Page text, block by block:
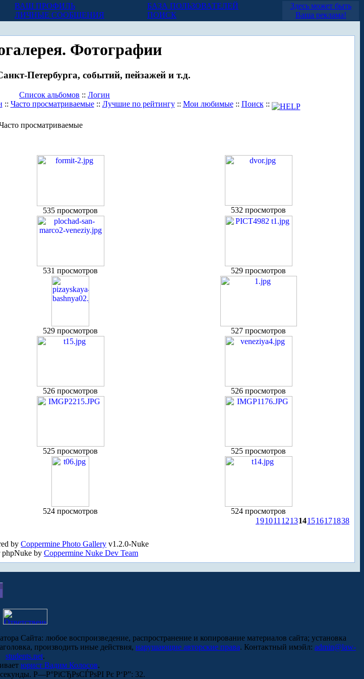
ВАШ ПРОФИЛЬ
ЛИЧНЫЕ СООБЩЕНИЯ
БАЗА ПОЛЬЗОВАТЕЛЕЙ
ПОИСК
Здесь может быть
Ваша реклама!
Фотографии
Петербурга, событий, пейзажей и т.д.
Список альбомов :: Логин
:: Часто просматриваемые:: Лучшие по рейтингу:: Мои любимые:: Поиск::
просматриваемые
535 просмотров 532 просмотров
531 просмотров 529 просмотров
529 просмотров 527 просмотров
526 просмотров 526 просмотров
525 просмотров 525 просмотров
524 просмотров
524 просмотров
1 91011 1213141516171838
by Coppermine Photo Gallery v1.2.0-Nuke
phpNuke by Coppermine Nuke Dev Team
Сайта: любое воспроизведение, распространение и копирование материалов сайта; установка
производить иные действия, нарушающие авторские права. Контактный имэйл: admin@law-
students.net.
юрист Вадим Колосов.
Р—Р°РїСЂРѕСЃРѕРІ Рє Р‘Р”: 32.